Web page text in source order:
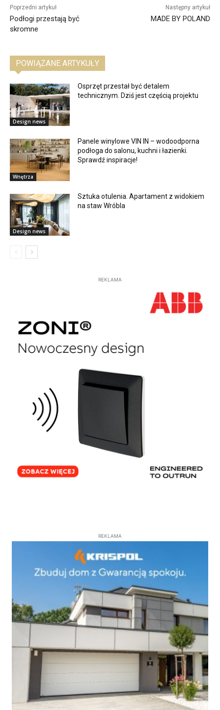
Poprzedni artykuł
Podłogi przestają być
skromne
Następny artykuł
MADE BY POLAND
POWIĄZANE ARTYKUŁY
Design news
Osprzęt przestał być detalem
technicznym. Dziś jest częścią projektu
Wnętrza
Panele winylowe VIN IN – wodoodporna
podłoga do salonu, kuchni i łazienki.
Sprawdź inspiracje!
Design news
Sztuka otulenia. Apartament z widokiem
na staw Wróbla
REKLAMA
REKLAMA